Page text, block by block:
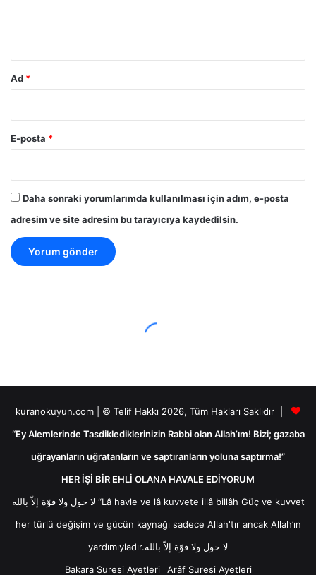
Ad *
E-posta *
Daha sonraki yorumlarımda kullanılması için adım, e-posta
adresim ve site adresim bu tarayıcıya kaydedilsin.
kuranokuyun.com | © Telif Hakkı 2026, Tüm Hakları Saklıdır |
“Ey Alemlerinde Tasdiklediklerinizin Rabbi olan Allah’ım! Bizi; gazaba
uğrayanların uğratanların ve saptıranların yoluna saptırma!”
HER İŞİ BİR EHLİ OLANA HAVALE EDİYORUM
لا حول ولا قوّة إلاّ بالله “Lâ havle ve lâ kuvvete illâ billâh Güç ve kuvvet
her türlü değişim ve gücün kaynağı sadece Allah'tır ancak Allah’ın
yardımıyladır.لا حول ولا قوّة إلاّ بالله
Bakara Suresi Ayetleri
Arâf Suresi Ayetleri